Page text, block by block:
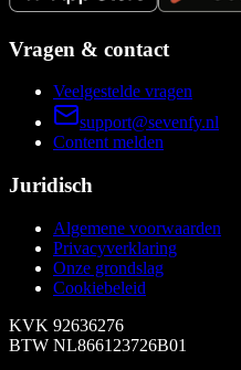
Vragen & contact
Veelgestelde vragen
support@sevenfy.nl
Content melden
Juridisch
Algemene voorwaarden
Privacyverklaring
Onze grondslag
Cookiebeleid
KVK 92636276
BTW NL866123726B01